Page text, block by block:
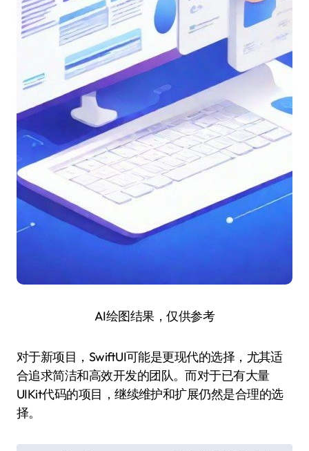
AI绘图结果，仅供参考
对于新项目，SwiftUI可能是更现代的选择，尤其适
合追求简洁和高效开发的团队。而对于已有大量
UIKit代码的项目，继续维护和扩展仍然是合理的选
择。